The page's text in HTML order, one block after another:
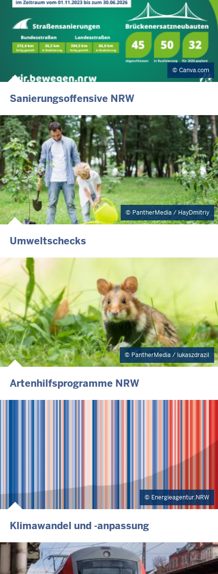
Canva.com
Sanierungsoffensive NRW
PantherMedia / HayDmitriy
Umweltschecks
PantherMedia / lukaszdrazil
Artenhilfsprogramme NRW
Energieagentur.NRW
Klimawandel und -anpassung